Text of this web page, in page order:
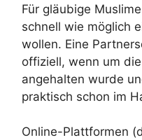
Für gläubige
schnell wie möglich
wollen. Eine
offiziell, wenn um
angehalten wurde
praktisch schon im
Online-Plattformen